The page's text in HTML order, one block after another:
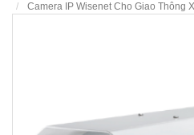
Camera IP Wisenet Cho Giao Thông